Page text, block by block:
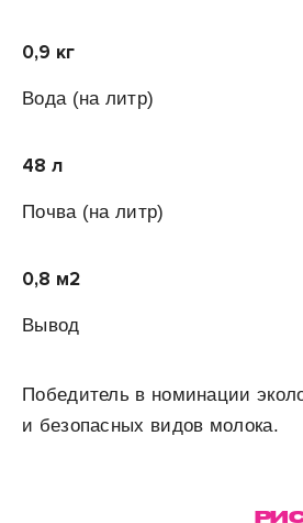
0,9 кг
Вода(на литр)
48 л
Почва (на литр)
0,8 м2
Вывод
Победитель в номинации
и безопасных видов молока.